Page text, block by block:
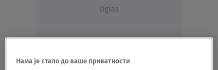
Oglas
Нама је стало до ваше приватности